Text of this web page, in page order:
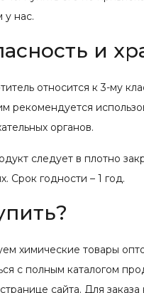
у нас.
и
относится к 3-му
рекомендуется
органов.
следует в плотно
Срок годности – 1 год.
химические товары
с полным каталогом
сайта. Для